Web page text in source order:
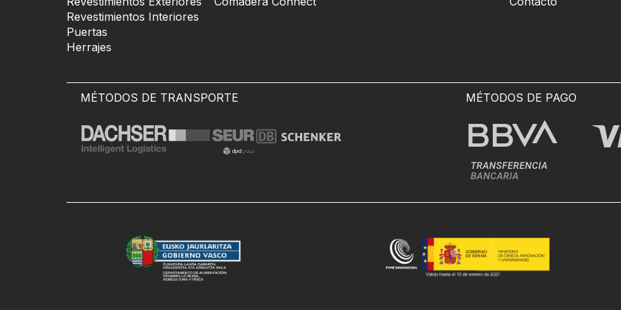
Revestimientos Interiores
Puertas
Herrajes
MÉTODOS DE TRANSPORTE MÉTODOS DE PAGO